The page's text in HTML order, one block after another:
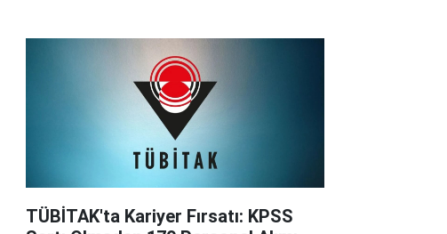
TÜBİTAK'ta Kariyer Fırsatı: KPSS